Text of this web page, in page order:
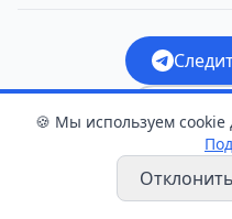
🍪 Мы используем cookie
Отклонить